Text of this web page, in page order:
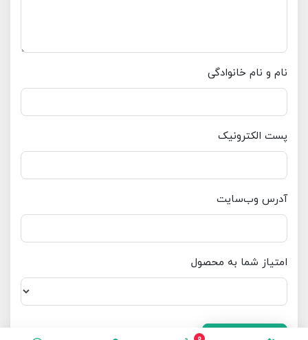
نام و نام خانوادگی
پست الکترونیک
آدرس وب‌سایت
امتیاز شما به محصول